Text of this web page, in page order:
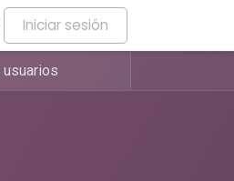
Iniciar sesión